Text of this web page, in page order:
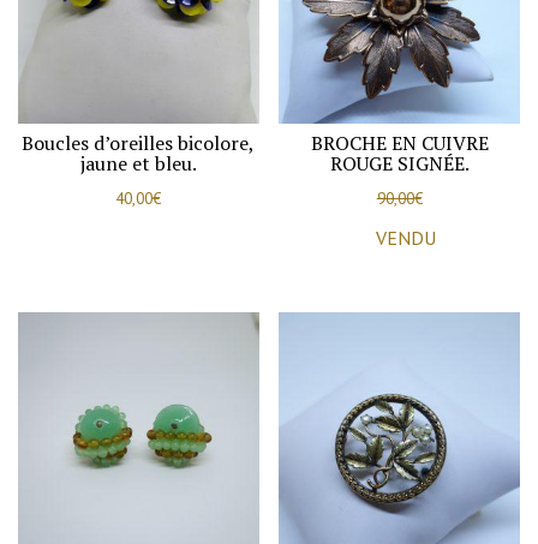
Boucles d’oreilles bicolore,
jaune et bleu.
40,00€
BROCHE EN CUIVRE
ROUGE SIGNÉE.
90,00€
VENDU